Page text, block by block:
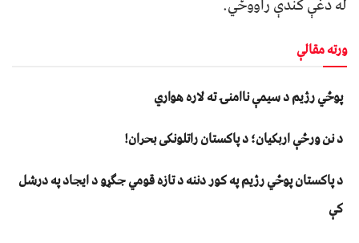
ورته مقالې
پوځي رژیم د سیمې ناامنۍ ته لاره هواري
د نن ورځې اربکیان؛ د پاکستان راتلونکی بحران!
د پاکستان پوځي رژیم په کور دننه د تازه قومي جګړو د ایجاد په درشل
کې